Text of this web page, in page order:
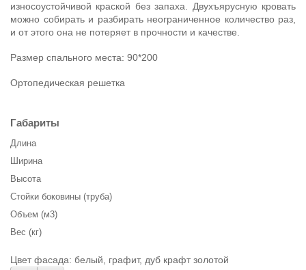
износоустойчивой краской без запаха. Двухъярусную кровать
можно собирать и разбирать неограниченное количество раз,
и от этого она не потеряет в прочности и качестве.
Размер спального места: 90*200
Ортопедическая решетка
Габариты
Длина
Ширина
Высота
Стойки боковины (труба)
Объем (м3)
Вес (кг)
Цвет фасада: белый, графит, дуб крафт золотой